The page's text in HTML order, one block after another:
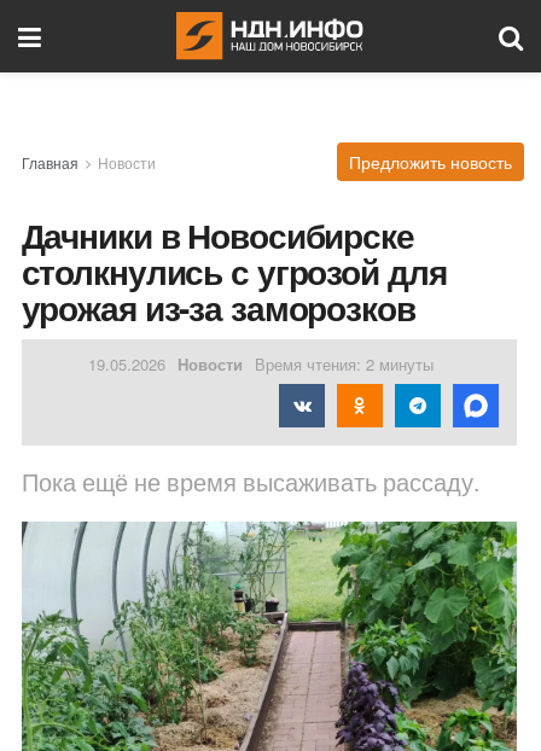
Главная Новости Предложить новость
Дачники в Новосибирске
столкнулись с угрозой для
урожая из-за заморозков
19.05.2026 Новости Время чтения: 2 минуты
Пока ещё не время высаживать рассаду.